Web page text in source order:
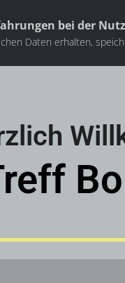
bei der
Daten erhalten,